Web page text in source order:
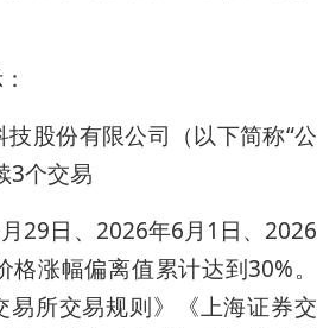
股份有限公司（以下简称“公
3个交易
29日、2026年6月1日、2026
涨幅偏离值累计达到30%。
易所交易规则》《上海证券交